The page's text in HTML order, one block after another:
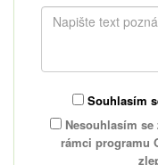
Souhlasím
Nesouhlasím
rámci programu